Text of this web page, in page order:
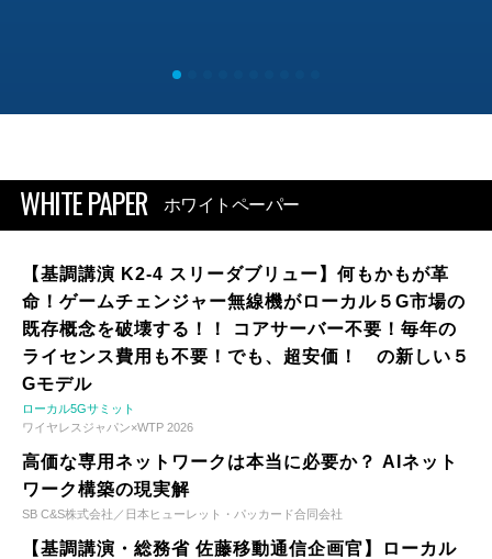
WHITE PAPER ホワイトペーパー
【基調講演 K2-4 スリーダブリュー】何もかもが革
命！ゲームチェンジャー無線機がローカル５G市場の
既存概念を破壊する！！ コアサーバー不要！毎年の
ライセンス費用も不要！でも、超安価！ の新しい５
Gモデル
ローカル5Gサミット
ワイヤレスジャパン×WTP 2026
高価な専用ネットワークは本当に必要か？ AIネット
ワーク構築の現実解
SB C&S株式会社／日本ヒューレット・パッカード合同会社
【基調講演・総務省 佐藤移動通信企画官】ローカル